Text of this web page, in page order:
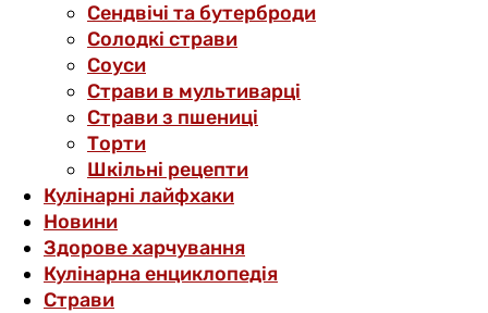
Сендвічі та бутерброди
Солодкі страви
Соуси
Страви в мультиварці
Страви з пшениці
Торти
Шкільні рецепти
Кулінарні лайфхаки
Новини
Здорове харчування
Кулінарна енциклопедія
Страви